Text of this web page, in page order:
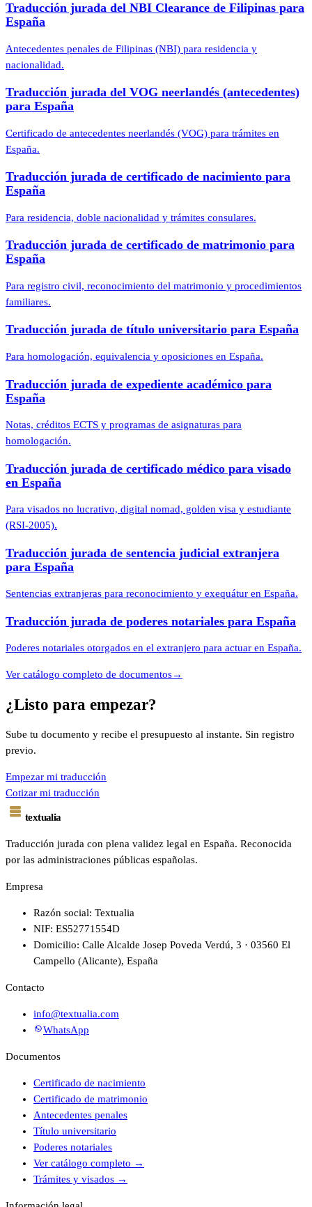
Traducción jurada del NBI Clearance de Filipinas para
España
Antecedentes penales de Filipinas (NBI) para residencia y
nacionalidad.
Traducción jurada del VOG neerlandés (antecedentes)
para España
Certificado de antecedentes neerlandés (VOG) para trámites en
España.
Traducción jurada de certificado de nacimiento para
España
Para residencia, doble nacionalidad y trámites consulares.
Traducción jurada de certificado de matrimonio para
España
Para registro civil, reconocimiento del matrimonio y procedimientos
familiares.
Traducción jurada de título universitario para España
Para homologación, equivalencia y oposiciones en España.
Traducción jurada de expediente académico para
España
Notas, créditos ECTS y programas de asignaturas para
homologación.
Traducción jurada de certificado médico para visado
en España
Para visados no lucrativo, digital nomad, golden visa y estudiante
(RSI-2005).
Traducción jurada de sentencia judicial extranjera
para España
Sentencias extranjeras para reconocimiento y exequátur en España.
Traducción jurada de poderes notariales para España
Poderes notariales otorgados en el extranjero para actuar en España.
Ver catálogo completo de documentos→
¿Listo para empezar?
Sube tu documento y recibe el presupuesto al instante. Sin registro
previo.
Empezar mi traducción
Cotizar mi traducción
textualia
Traducción jurada con plena validez legal en España. Reconocida
por las administraciones públicas españolas.
Empresa
Razón social: Textualia
NIF: ES52771554D
Domicilio: Calle Alcalde Josep Poveda Verdú, 3 · 03560 El
Campello (Alicante), España
Contacto
info@textualia.com
WhatsApp
Documentos
Certificado de nacimiento
Certificado de matrimonio
Antecedentes penales
Título universitario
Poderes notariales
Ver catálogo completo →
Trámites y visados →